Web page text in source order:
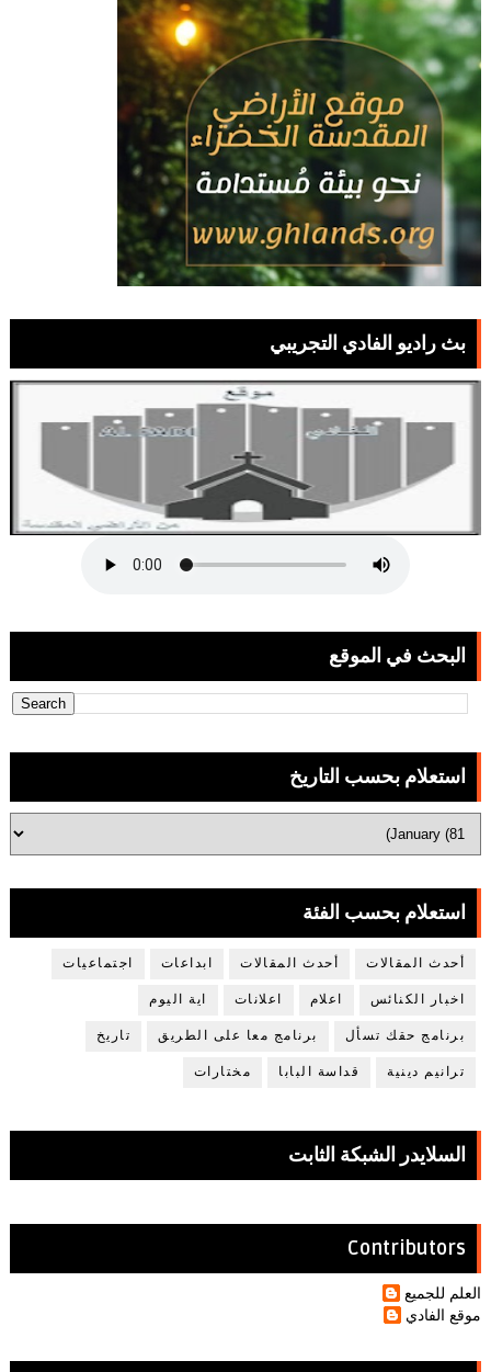
بث راديو الفادي التجريبي
البحث في الموقع
استعلام بحسب التاريخ
استعلام بحسب الفئة
أحدث المقالات أحدث المقالات ابداعات اجتماعيات
اخبار الكنائس اعلام اعلانات اية اليوم
برنامج حقك تسأل برنامج معا على الطريق تاريخ
ترانيم دينية قداسة البابا مختارات
السلايدر الشبكة الثابت
Contributors
العلم للجميع
موقع الفادي